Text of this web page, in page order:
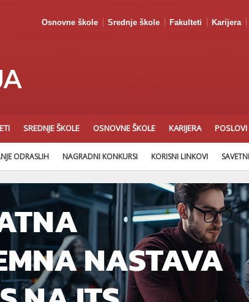
Osnovne škole Srednje škole Fakulteti Karijera
SREDNJE ŠKOLE OSNOVNE ŠKOLE KARIJERA POSLOVI
ODRASLIH NAGRADNI KONKURSI KORISNI LINKOVI